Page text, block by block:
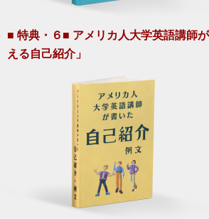
■ 特典・６■ アメリカ人大学英語講師
える自己紹介」